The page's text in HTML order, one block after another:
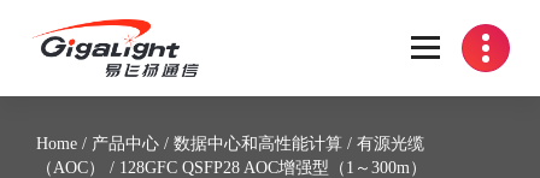
开放光网络器件的向导
Home / 产品中心 / 数据中心和高性能计算 / 有源光缆
（AOC）
/ 128GFC QSFP28 AOC增强型（1～300m）